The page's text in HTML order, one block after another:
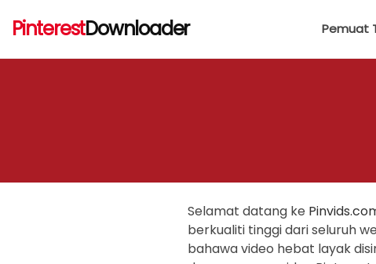
PinterestDownloader Pemuat
Selamat datang ke
berkualiti tinggi dari seluruh
bahawa video hebat layak